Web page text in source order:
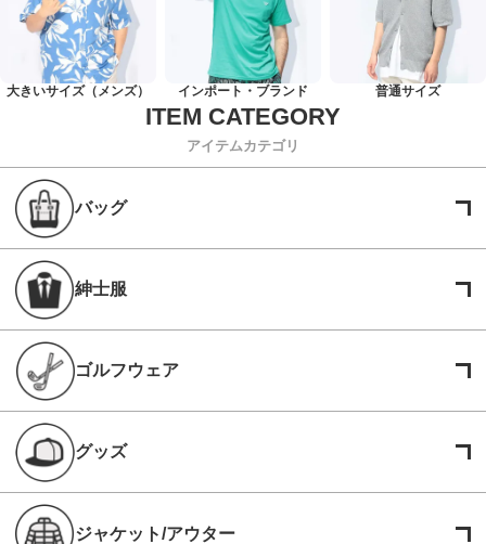
大きいサイズ（メンズ） インポート・ブランド 普通サイズ
アイテムカテゴリ
バッグ
紳士服
ゴルフウェア
グッズ
ジャケット/アウター